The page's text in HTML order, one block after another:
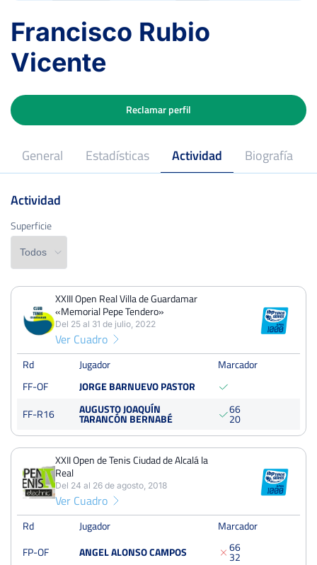
Francisco Rubio
Vicente
General Estadísticas Actividad Biografía
Reclamar perfil
Superficie
PERDIDOSPARTIDOSGANADOS
1 4
PERDIDOS SETS
2 4
PERDIDOS JUEGOS GANADOS
19 48 29
XXIII Open Real Villa de Guardamar «Memorial Pepe
Tendero»
Del 25 al 31 de julio, 2022
Octavos
Quick
Actividad
Superficie
XXIII Open Real Villa de Guardamar
«Memorial Pepe Tendero»
Del 25 al 31 de julio, 2022
Ver Cuadro
Rd Jugador
Marcador
FF-OF
JORGE BARNUEVO PASTOR
FF-R16
AUGUSTO JOAQUÍN
TARANCÓN BERNABÉ
6
2
6
0
XXII Open de Tenis Ciudad de Alcalá la
Real
Del 24 al 26 de agosto, 2018
Ver Cuadro
Rd Jugador
Marcador
FP-OF
ANGEL ALONSO CAMPOS 6
3
6
2